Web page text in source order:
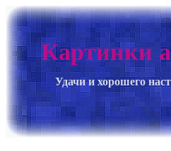
Картинки
Удачи и хорошего